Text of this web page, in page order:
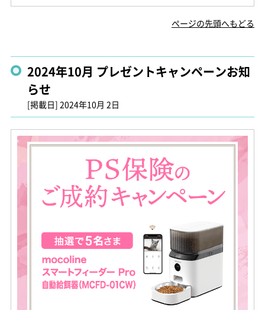
ページの先頭へもどる
2024年10月 プレゼントキャンペーンお知
らせ
[掲載日] 2024年10月 2日